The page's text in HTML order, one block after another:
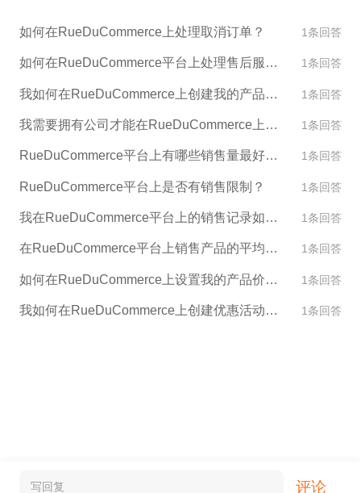
如何在RueDuCommerce上处理取消订单？ 1条回答
如何在RueDuCommerce平台上处理售后服务？ 1条回答
我如何在RueDuCommerce上创建我的产品目录？ 1条回答
我需要拥有公司才能在RueDuCommerce上出售产品吗？ 1条回答
RueDuCommerce平台上有哪些销售量最好的产品类别？ 1条回答
RueDuCommerce平台上是否有销售限制？ 1条回答
我在RueDuCommerce平台上的销售记录如何影响我的账户评级？ 1条回答
在RueDuCommerce平台上销售产品的平均价格是多少？ 1条回答
如何在RueDuCommerce上设置我的产品价格？ 1条回答
我如何在RueDuCommerce上创建优惠活动和促销？ 1条回答
写回复 评论